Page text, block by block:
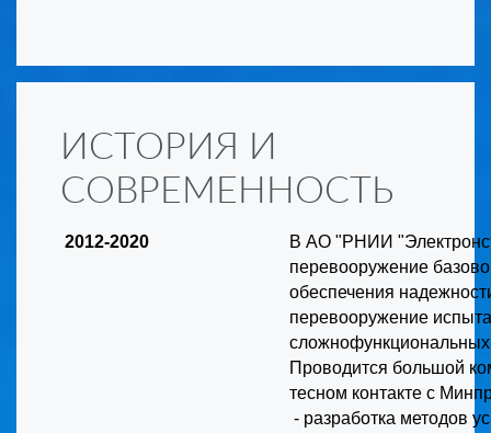
ИСТОРИЯ И
СОВРЕМЕННОСТЬ
2012-2020
В АО "РНИИ
перевооружение
обеспечения
перевооружение
Проводится большой
тесном контакте с
- разработка методов